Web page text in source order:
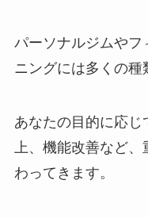
パーソナルジムやフ
ニングには多くの種
あなたの目的に応じ
上、機能改善など
わってきます。